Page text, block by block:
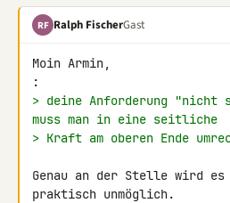
RF Ralph FischerGast
Moin Armin,
> deine Anforderung
muss man in eine seitliche
> Kraft am oberen Ende
Genau an der Stelle wird
praktisch unmöglich.